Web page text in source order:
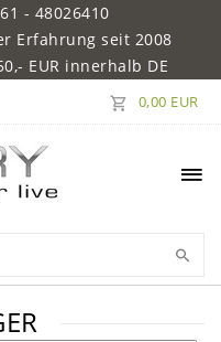
- 48026410
Erfahrung seit 2008
EUR innerhalb DE
0,00 EUR